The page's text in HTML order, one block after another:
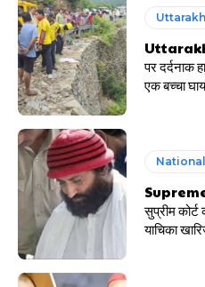
पर दर्दनाक
एक बच्चा
Supreme
सुप्रीम
याचिका